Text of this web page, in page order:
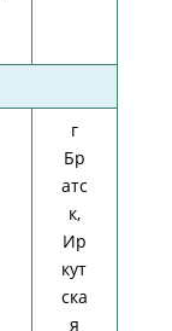
г
Бр
атс
к,
Ир
кут
ска
я